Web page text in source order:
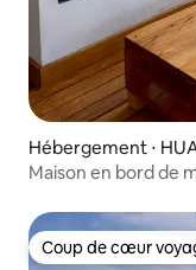
Hébergement ⋅
Maison en bord de
Coup de cœur
Coup de cœur